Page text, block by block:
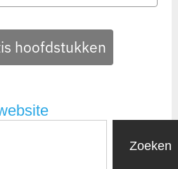
hoofdstukken
Zoeken